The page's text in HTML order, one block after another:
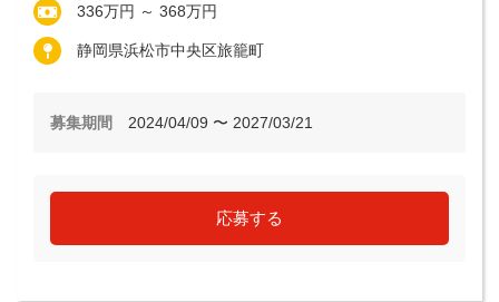
336万円 ～ 368万円
静岡県浜松市中央区旅籠町
募集期間 2024/04/09 〜 2027/03/21
応募する